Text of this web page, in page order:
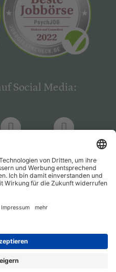
Social Media:
Hogrefe
Verlag
Hogrefe
Verlag